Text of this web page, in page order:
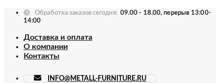
Skip
Обработка заказов сегодня: 09.00 - 18.00, перерыв 13:00-
14:00
Доставка и оплата
О компании
Контакты
INFO@METALL-FURNITURE.RU